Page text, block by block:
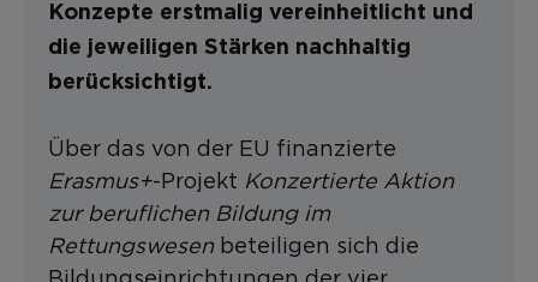
Konzepte erstmalig vereinheitlicht und
die jeweiligen Stärken nachhaltig
berücksichtigt.
Über das von der EU finanzierte
Erasmus+-Projekt Konzertierte Aktion
zur beruflichen Bildung im
Rettungswesenbeteiligen sich die